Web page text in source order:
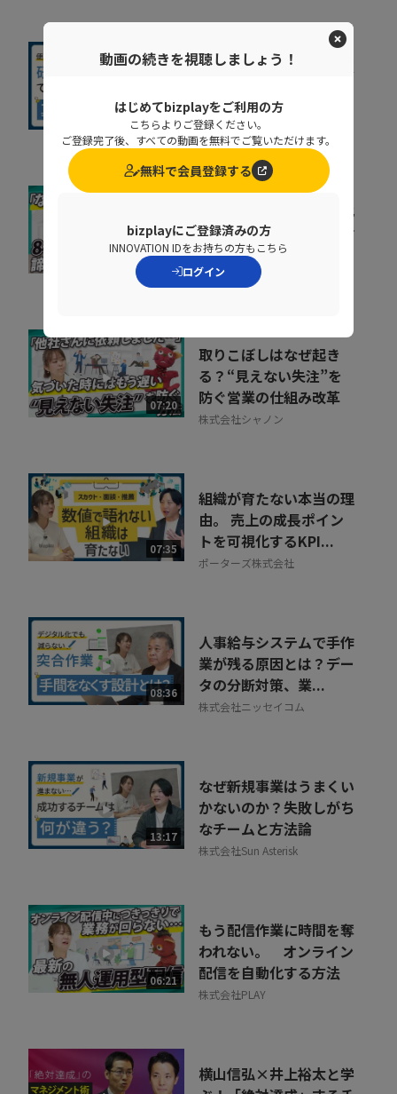
09:34
社内に蔓延していた「便
正しい活用術とは
NDIソリューションズ株式会社
会社の電話をクラウド化
するメリットとは？電話
業務を効率化する方法
トビラシステムズ株式会社
07:20
取りこぼしはなぜ起き
る？“見えない失注”を
防ぐ営業の仕組み改革
株式会社シャノン
07:35
組織が育たない本当の理
由。 売上の成長ポイン
トを可視化するKPI...
ポーターズ株式会社
08:36
人事給与システムで手作
業が残る原因とは？デー
タの分断対策、業...
株式会社ニッセイコム
13:17
なぜ新規事業はうまくい
かないのか？失敗しがち
なチームと方法論
株式会社Sun Asterisk
06:21
もう配信作業に時間を奪
われない。 オンライン
配信を自動化する方法
株式会社PLAY
横山信弘×井上裕太と学
動画の続きを視聴しましょう！
はじめてbizplayをご利用の方
こちらよりご登録ください。
ご登録完了後、すべての動画を無料でご覧いただけます。
無料で会員登録する
bizplayにご登録済みの方
INNOVATION IDをお持ちの方もこちら
ログイン